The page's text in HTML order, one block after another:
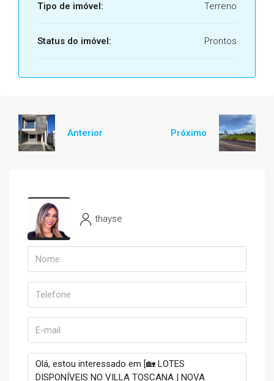
Tipo de imóvel: Terreno
Status do imóvel: Prontos
Anterior Próximo
thayse